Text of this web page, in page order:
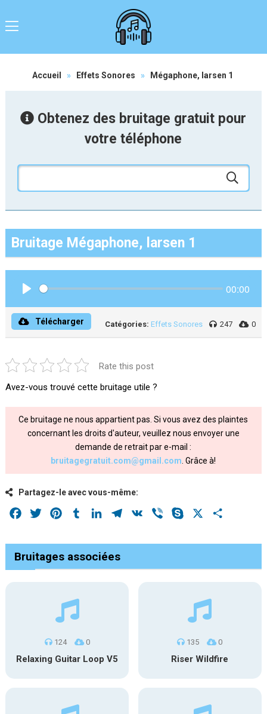
Accueil » Effets Sonores » Mégaphone, larsen 1
Obtenez des bruitage gratuit pour
votre téléphone
Bruitage Mégaphone, larsen 1
00:00
Télécharger Catégories: Effets Sonores 247 0
Rate this post
Avez-vous trouvé cette bruitage utile ?
Ce bruitage ne nous appartient pas. Si vous avez des plaintes
concernant les droits d'auteur, veuillez nous envoyer une
demande de retrait par e-mail :
bruitagegratuit.com@gmail.com . Grâce à!
Partagez-le avec vous-même:
Facebook
Twitter PinterestTumblrLinkedInTelegram
VK Viber Skype
Bruitages associées
124 0
Relaxing Guitar Loop V5
135 0
Riser Wildfire